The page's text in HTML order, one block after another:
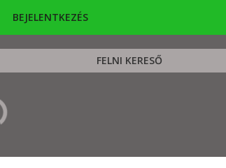
BEJELENTKEZÉS
FELNI KERESŐ